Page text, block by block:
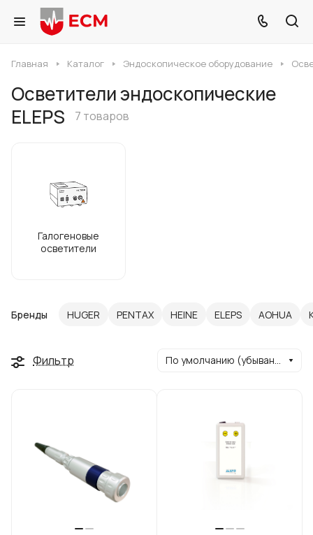
Главная Каталог Эндоскопическое оборудование
Осветители эндоскопические
ELEPS
7 товаров
Галогеновые
осветители
Бренды HUGER PENTAX HEINE ELEPS AOHUA
Фильтр По умолчанию (убывание)